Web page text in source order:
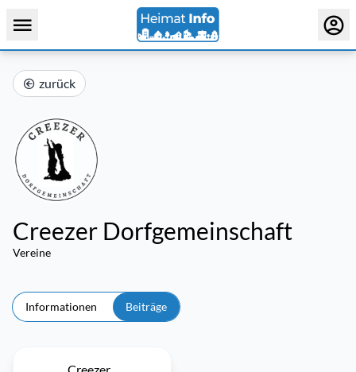
zurück
Creezer Dorfgemeinschaft
Vereine
Informationen Beiträge